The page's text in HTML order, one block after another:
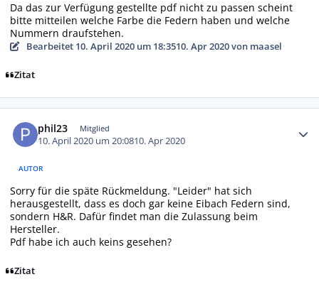
Da das zur Verfügung gestellte pdf nicht zu passen scheint
bitte mitteilen welche Farbe die Federn haben und welche
Nummern draufstehen.
Bearbeitet 10. April 2020 um 18:3510. Apr 2020von maasel
Zitat
phil23 Mitglied
10. April 2020 um 20:0810. Apr 2020
AUTOR
Sorry für die späte Rückmeldung. "Leider" hat sich
herausgestellt, dass es doch gar keine Eibach Federn sind,
sondern H&R. Dafür findet man die Zulassung beim
Hersteller.
Pdf habe ich auch keins gesehen?
Zitat